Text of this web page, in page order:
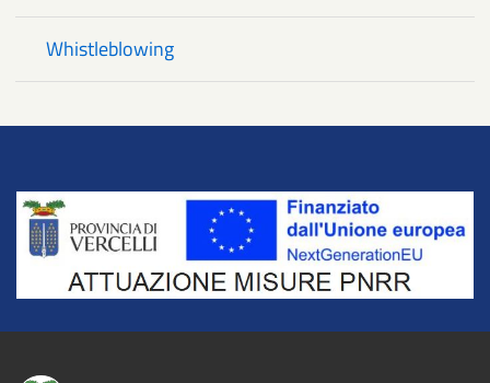
Whistleblowing
Title